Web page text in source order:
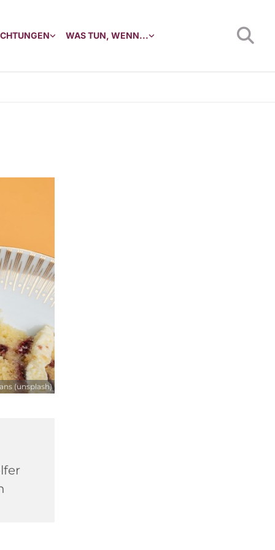
WAS TUN, WENN...
(unsplash)